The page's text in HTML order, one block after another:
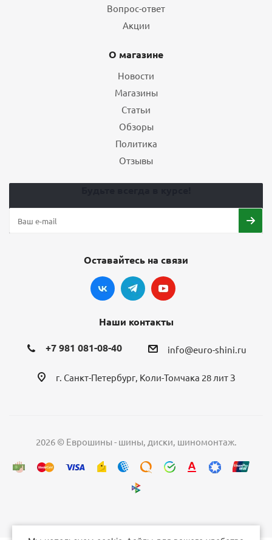
Вопрос-ответ
Акции
О магазине
Новости
Магазины
Статьи
Обзоры
Политика
Отзывы
Оставайтесь на связи
Наши контакты
+7 981 081-08-40 info@euro-shini.ru
г. Санкт-Петербург, Коли-Томчака 28 лит З
2026 © Еврошины - шины, диски, шиномонтаж.